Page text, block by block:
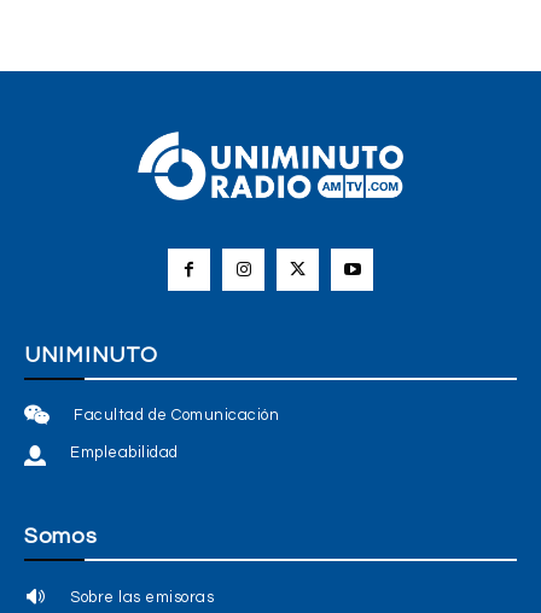
UNIMINUTO
Facultad de Comunicación
Empleabilidad
Somos
Sobre las emisoras